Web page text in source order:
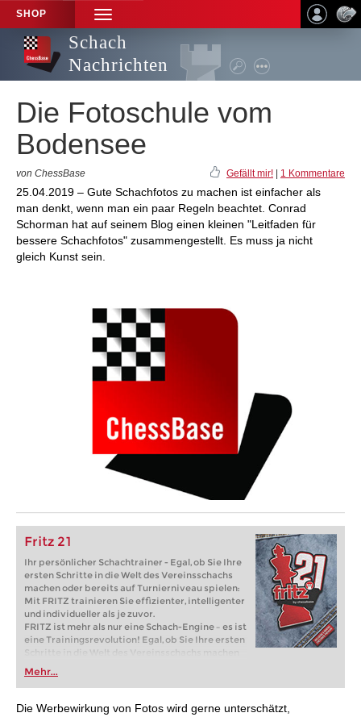
SHOP
TOGGLE
NAVIGATION
Schach
Nachrichten
Die Fotoschule vom
Bodensee
von ChessBase Gefällt mir! 1 Kommentare
25.04.2019 – Gute Schachfotos zu machen ist einfacher als
man denkt, wenn man ein paar Regeln beachtet. Conrad
Schorman hat auf seinem Blog einen kleinen "Leitfaden für
bessere Schachfotos" zusammengestellt. Es muss ja nicht
gleich Kunst sein.
Fritz 21
Ihr persönlicher Schachtrainer - Egal, ob Sie Ihre
ersten Schritte in die Welt des Vereinsschachs
machen oder bereits auf Turnierniveau spielen:
Mit FRITZ trainieren Sie effizienter, intelligenter
und individueller als je zuvor.
FRITZ ist mehr als nur eine Schach-Engine – es ist
eine Trainingsrevolution! Egal, ob Sie Ihre ersten
Schritte in die Welt des Vereinsschachs machen
oder bereits auf Turnierniveau spielen: Mit
FRITZ trainieren Sie effizienter, intelligenter und
individueller als je zuvor.
Mehr...
Die Werbewirkung von Fotos wird gerne unterschätzt,